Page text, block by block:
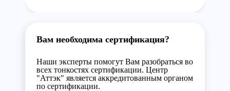
Вам необходима сертификация?
Наши эксперты помогут Вам разобраться во
всех тонкостях сертификации. Центр
"Аттэк" является аккредитованным органом
по сертификации.